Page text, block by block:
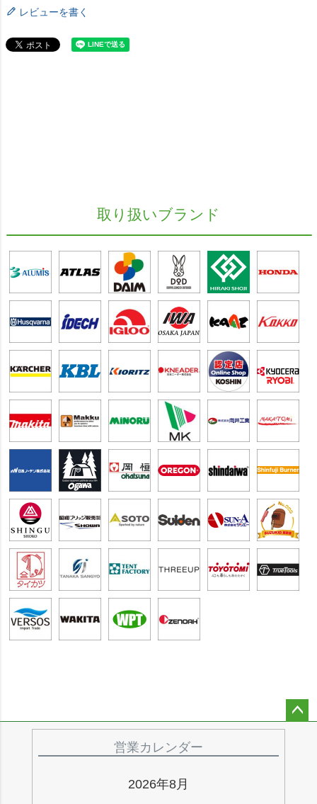
レビューを書く
取り扱いブランド
営業カレンダー
2026年8月